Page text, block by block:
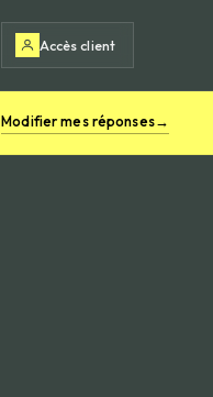
Accès client
Modifier mes réponses→